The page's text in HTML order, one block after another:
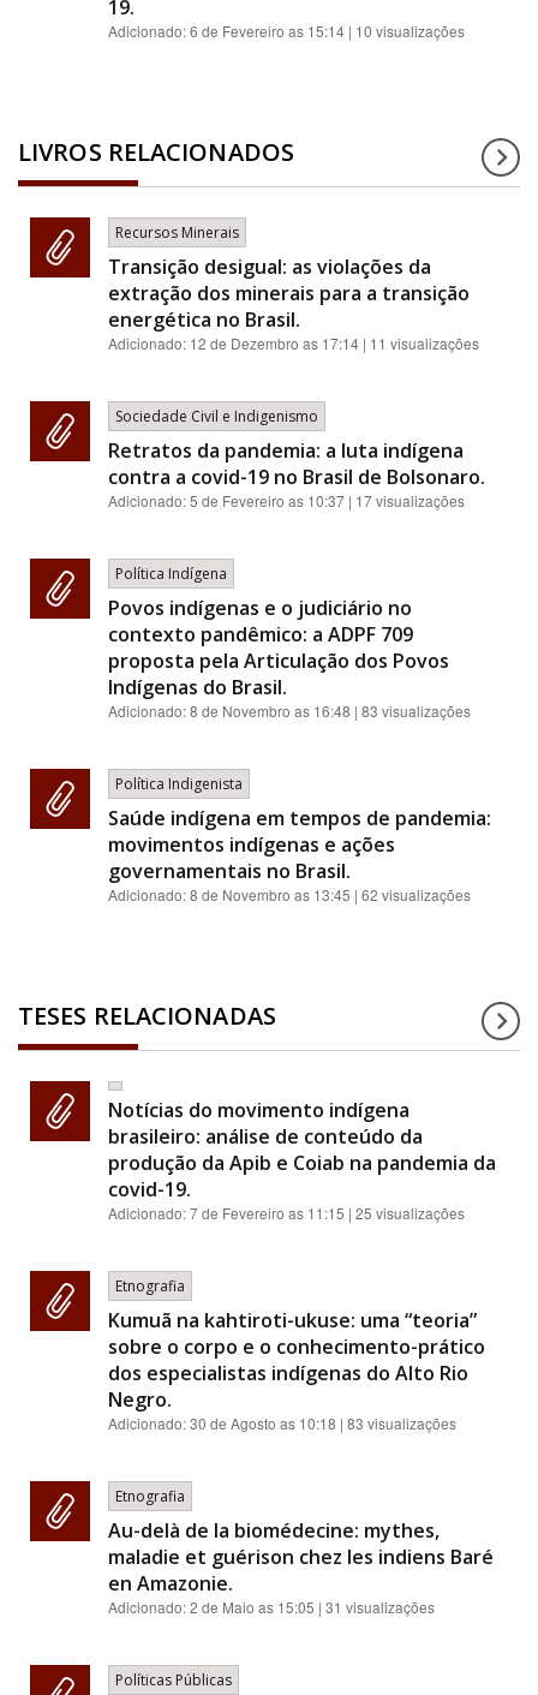
19.
Adicionado:6 de Fevereiro as 15:14 | 10 visualizações
LIVROS RELACIONADOS
Recursos Minerais
Transição desigual: as violações da
extração dos minerais para a transição
energética no Brasil.
Adicionado: 12 de Dezembro as 17:14 | 11 visualizações
Sociedade Civil e Indigenismo
Retratos da pandemia: a luta indígena
contra a covid-19 no Brasil de Bolsonaro.
Adicionado:5 de Fevereiro as 10:37 | 17 visualizações
Política Indígena
Povos indígenas e o judiciário no
contexto pandêmico: a ADPF 709
proposta pela Articulação dos Povos
Indígenas do Brasil.
Adicionado:8 de Novembro as 16:48 | 83 visualizações
Política Indigenista
Saúde indígena em tempos de pandemia:
movimentos indígenas e ações
governamentais no Brasil.
Adicionado:8 de Novembro as 13:45 | 62 visualizações
TESES RELACIONADAS
Notícias do movimento indígena
brasileiro: análise de conteúdo da
produção da Apib e Coiab na pandemia da
covid-19.
Adicionado:7 de Fevereiro as 11:15 | 25 visualizações
Etnografia
Kumuã na kahtiroti-ukuse: uma “teoria”
sobre o corpo e o conhecimento-prático
dos especialistas indígenas do Alto Rio
Negro.
Adicionado:30 de Agosto as 10:18 | 83 visualizações
Etnografia
Au-delà de la biomédecine: mythes,
maladie et guérison chez les indiens Baré
en Amazonie.
Adicionado:2 de Maio as 15:05 | 31 visualizações
Políticas Públicas